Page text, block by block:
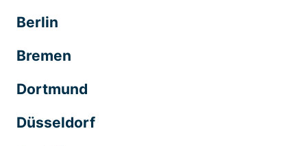
Berlin
Bremen
Dortmund
Düsseldorf